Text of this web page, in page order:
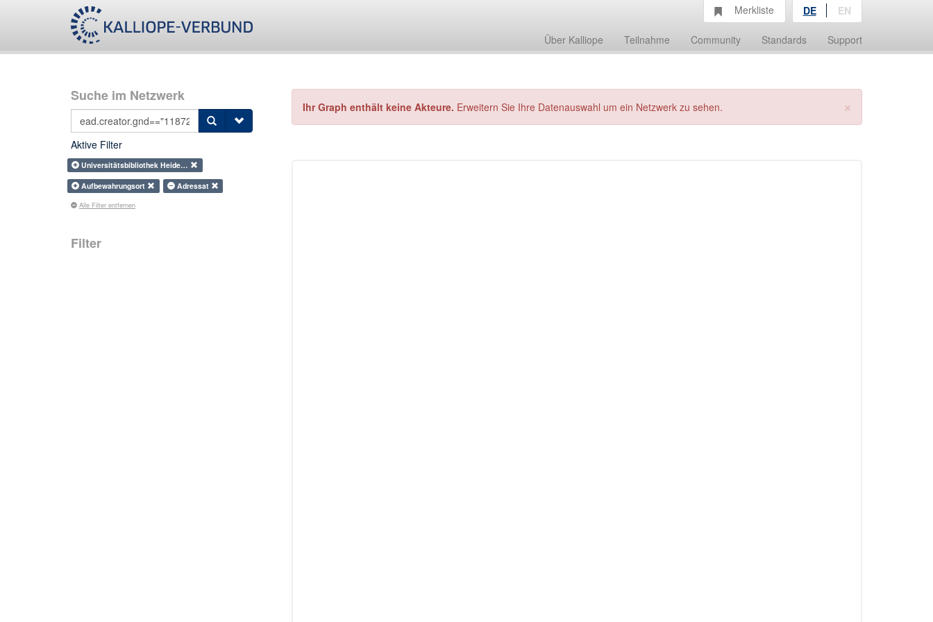
Über Kalliope Teilnahme Community Standards Support
Merkliste DE EN
Suche im Netzwerk
Aktive Filter
Universitätsbibliothek Heide…
Aufbewahrungsort
Adressat
Alle Filter entfernen
Filter
×
Ihr Graph enthält keine Akteure. Erweitern Sie Ihre Datenauswahl um ein Netzwerk zu sehen.